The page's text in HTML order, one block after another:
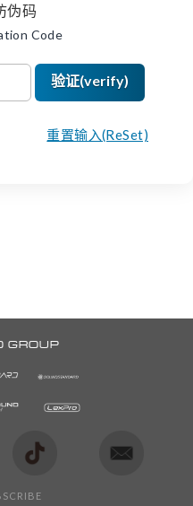
伪码
Code
验证(verify)
重置输入(ReSet)
GROUP